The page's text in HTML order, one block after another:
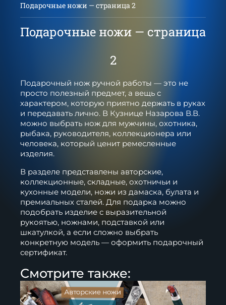
Подарочные ножи — страница 2
Подарочные ножи — страница
2
Подарочный нож ручной работы — это не
просто полезный предмет, а вещь с
характером, которую приятно держать в руках
и передавать лично. В Кузнице Назарова В.В.
можно выбрать нож для мужчины, охотника,
рыбака, руководителя, коллекционера или
человека, который ценит ремесленные
изделия.
В разделе представлены авторские,
коллекционные, складные, охотничьи и
кухонные модели, ножи из дамаска, булата и
премиальных сталей. Для подарка можно
подобрать изделие с выразительной
рукоятью, ножнами, подставкой или
шкатулкой, а если сложно выбрать
конкретную модель — оформить подарочный
сертификат.
Смотрите также: